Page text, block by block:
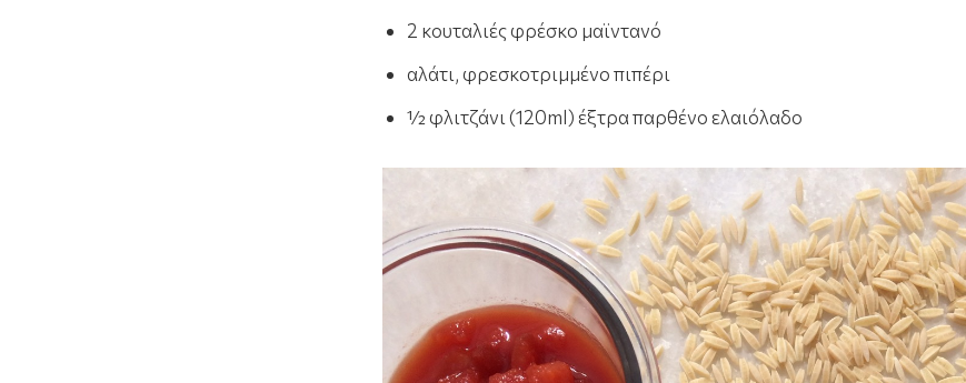
2 κουταλιές φρέσκο μαϊντανό
αλάτι, φρεσκοτριμμένο πιπέρι
½ φλιτζάνι (120ml) έξτρα παρθένο ελαιόλαδο